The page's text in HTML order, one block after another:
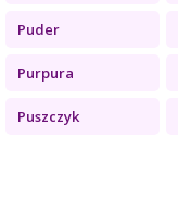
Puder
Purpura
Puszczyk